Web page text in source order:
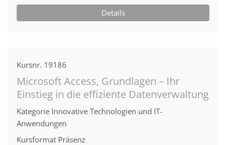
Details
Kursnr. 19186
Microsoft Access, Grundlagen – Ihr
Einstieg in die effiziente Datenverwaltung
Kategorie Innovative Technologien und IT-
Anwendungen
Kursformat Präsenz